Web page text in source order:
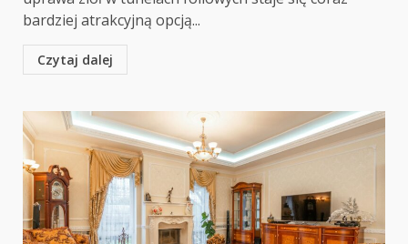
bardziej atrakcyjną opcją...
Czytaj dalej